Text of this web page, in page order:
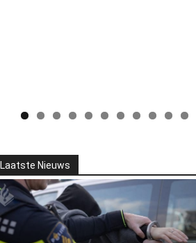
Laatste Nieuws